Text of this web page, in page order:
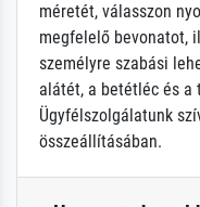
méretét, válasszon
megfelelő bevonatot,
személyre szabási
alátét, a betétléc és a
Ügyfélszolgálatunk
összeállításában.